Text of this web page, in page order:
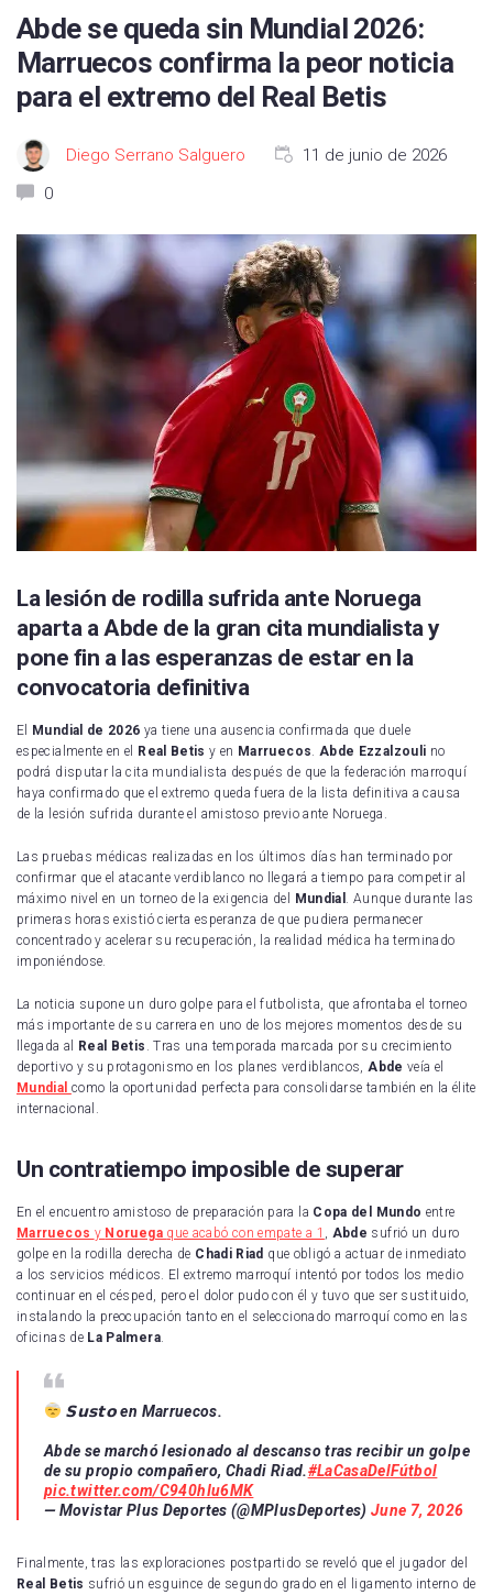
Abde se queda sin Mundial 2026:
Marruecos confirma la peor noticia
para el extremo del Real Betis
Diego Serrano Salguero
11 de junio de 2026
0
La lesión de rodilla sufrida ante Noruega
aparta a Abde de la gran cita mundialista y
pone fin a las esperanzas de estar en la
convocatoria definitiva
El Mundial de 2026 ya tiene una ausencia confirmada que duele
especialmente en el Real Betis y en Marruecos. Abde Ezzalzouli no
podrá disputar la cita mundialista después de que la federación marroquí
haya confirmado que el extremo queda fuera de la lista definitiva a causa
de la lesión sufrida durante el amistoso previo ante Noruega.
Las pruebas médicas realizadas en los últimos días han terminado por
confirmar que el atacante verdiblanco no llegará a tiempo para competir al
máximo nivel en un torneo de la exigencia del
Mundial . Aunque durante las
primeras horas existió cierta esperanza de que pudiera permanecer
concentrado y acelerar su recuperación, la realidad médica ha terminado
imponiéndose.
La noticia supone un duro golpe para el futbolista, que afrontaba el torneo
más importante de su carrera en uno de los mejores momentos desde su
llegada al Real Betis . Tras una temporada marcada por su crecimiento
deportivo y su protagonismo en los planes verdiblancos,Abde veía el
Mundial como la oportunidad perfecta para consolidarse también en la élite
internacional.
Un contratiempo imposible de superar
En el encuentro amistoso de preparación para la Copa del Mundo entre
Marruecos y Noruega que acabó con empate a 1 , Abde sufrió un duro
golpe en la rodilla derecha de Chadi Riad que obligó a actuar de inmediato
a los servicios médicos. El extremo marroquí intentó por todos los medio
continuar en el césped, pero el dolor pudo con él y tuvo que ser sustituido,
instalando la preocupación tanto en el seleccionado marroquí como en las
oficinas de La Palmera.
𝗦𝘂𝘀𝘁𝗼 en Marruecos.
Abde se marchó lesionado al descanso tras recibir un golpe
de su propio compañero, Chadi Riad.#LaCasaDelFútbol
pic.twitter.com/C940hIu6MK
— Movistar Plus Deportes (@MPlusDeportes)June 7, 2026
Finalmente, tras las exploraciones postpartido se reveló que el jugador del
Real Betis sufrió un esguince de segundo grado en el ligamento interno de